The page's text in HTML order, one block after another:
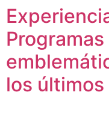
Skip
to
content
los últimos